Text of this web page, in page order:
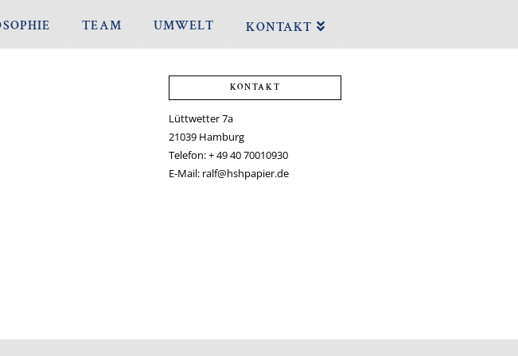
TEAM UMWELT KONTAKT
KONTAKT
Lüttwetter 7a
21039 Hamburg
Telefon: + 49 40 70010930
E-Mail: ralf@hshpapier.de